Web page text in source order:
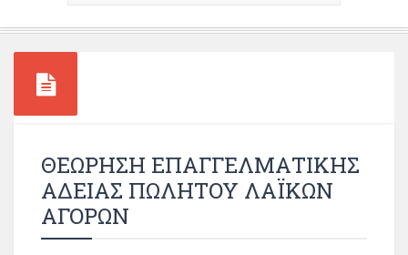
ΘΕΩΡΗΣΗ ΕΠΑΓΓΕΛΜΑΤΙΚΗΣ
ΑΔΕΙΑΣ ΠΩΛΗΤΟΥ ΛΑΪΚΩΝ
ΑΓΟΡΩΝ